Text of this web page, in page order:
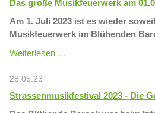
Das große Musikfeuerwerk am
Am 1. Juli 2023 ist es wieder
Musikfeuerwerk im Blühenden
Weiterlesen …
01.07.2023
28.05.23
Strassenmusikfestival 2023 - Die